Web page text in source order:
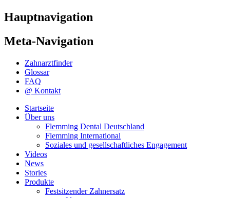
Hauptnavigation
Meta-Navigation
Zahnarztfinder
Glossar
FAQ
@ Kontakt
Startseite
Über uns
Flemming Dental Deutschland
Flemming International
Soziales und gesellschaftliches Engagement
Videos
News
Stories
Produkte
Festsitzender Zahnersatz